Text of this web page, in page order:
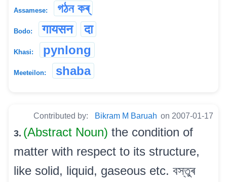
Assamese: গঠন কৰ্
Bodo: गायसन दा
Khasi: pynlong
Meeteilon: shaba
Contributed by: Bikram M Baruah on 2007-01-17
3. (Abstract Noun) the condition of
matter with respect to its structure,
like solid, liquid, gaseous etc. বস্তুৰ